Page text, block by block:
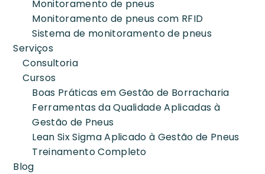
Monitoramento de pneus
Monitoramento de pneus com RFID
Sistema de monitoramento de pneus
Serviços
Consultoria
Cursos
Boas Práticas em Gestão de Borracharia
Ferramentas da Qualidade Aplicadas à
Gestão de Pneus
Lean Six Sigma Aplicado à Gestão de Pneus
Treinamento Completo
Blog